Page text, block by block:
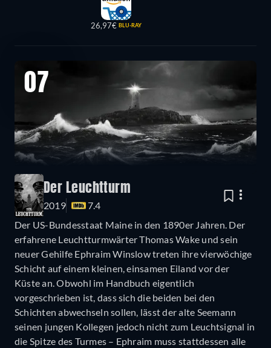
26,97€ BLU-RAY
07
Der Leuchtturm
2019
7.4
Der US-Bundesstaat Maine in den 1890er Jahren. Der
erfahrene Leuchtturmwärter Thomas Wake und sein
neuer Gehilfe Ephraim Winslow treten ihre vierwöchige
Schicht auf einem kleinen, einsamen Eiland vor der
Küste an. Obwohl im Handbuch eigentlich
vorgeschrieben ist, dass sich die beiden bei den
Schichten abwechseln sollen, lässt der alte Seemann
seinen jungen Kollegen jedoch nicht zum Leuchtsignal in
die Spitze des Turmes – Ephraim muss stattdessen alle